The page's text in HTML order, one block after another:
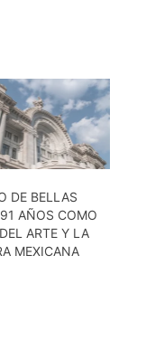
DE BELLAS
AÑOS COMO
ARTE Y LA
MEXICANA